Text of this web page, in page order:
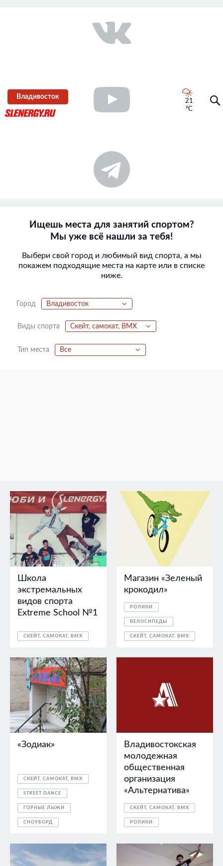
Владивосток
21
°C
Ищешь места для занятий спортом?
Мы уже всё нашли за тебя!
Выбери свой город и любимый вид спорта, а мы
покажем подходящие места на карте или в списке
ниже.
Город Владивосток
Виды спорта Скейт, самокат, BMX
Тип места Все
Школа
экстремальных
видов спорта
Extreme School №1
СКЕЙТ, САМОКАТ, BMX
Магазин «Зеленый
крокодил»
РОЛИКИ
ВЕЛОСИПЕДЫ
СКЕЙТ, САМОКАТ, BMX
«Зодиак»
СКЕЙТ, САМОКАТ, BMX
STREET DANCE
ГОРНЫЕ ЛЫЖИ
СНОУБОРД
Владивостокская
молодежная
общественная
организация
«Альтернатива»
СКЕЙТ, САМОКАТ, BMX
РОЛИКИ